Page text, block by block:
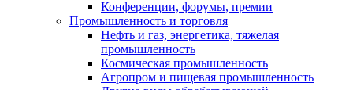
Конференции, форумы, премии
Промышленность и торговля
Нефть и газ, энергетика, тяжелая
промышленность
Космическая промышленность
Агропром и пищевая промышленность